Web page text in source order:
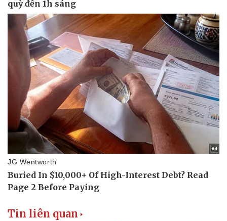
Doanh nghiệp
Thông tin doanh nghiệp
Doanh nghiệp 24h
Doanh nhân
Vì cộng đồng
Công nghệ
Sành điệu
Tin Công nghệ
Trải nghiệm
Tin liên quan